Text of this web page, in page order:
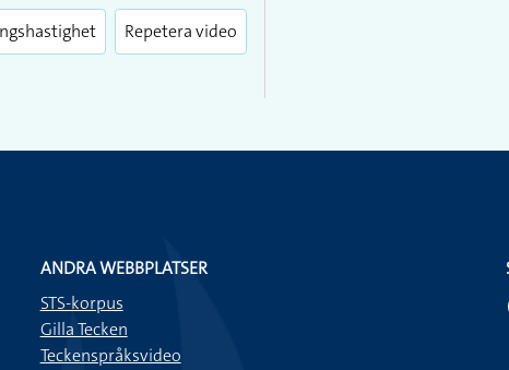
fullscreen
Repetera video
ANDRA WEBBPLATSER
STS-korpus
Gilla Tecken
Teckenspråksvideo